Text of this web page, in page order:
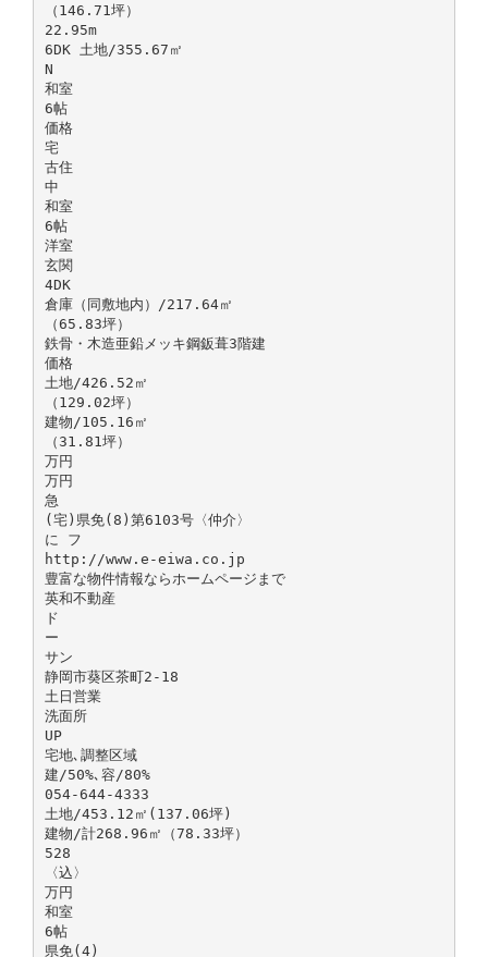
（146.71坪）
22.95m
6DK 土地/355.67㎡
N
和室
6帖
価格
宅
古住
中
和室
6帖
洋室
玄関
4DK
倉庫（同敷地内）/217.64㎡
（65.83坪）
鉄骨・木造亜鉛メッキ鋼鈑葺3階建
価格
土地/426.52㎡
（129.02坪）
建物/105.16㎡
（31.81坪）
万円
万円
急
(宅)県免(8)第6103号〈仲介〉
に フ
http://www.e-eiwa.co.jp
豊富な物件情報ならホームページまで
英和不動産
ド
ー
サン
静岡市葵区茶町2-18
土日営業
洗面所
UP
宅地､調整区域
建/50%､容/80%
054-644-4333
土地/453.12㎡(137.06坪)
建物/計268.96㎡（78.33坪）
528
〈込〉
万円
和室
6帖
県免(4)